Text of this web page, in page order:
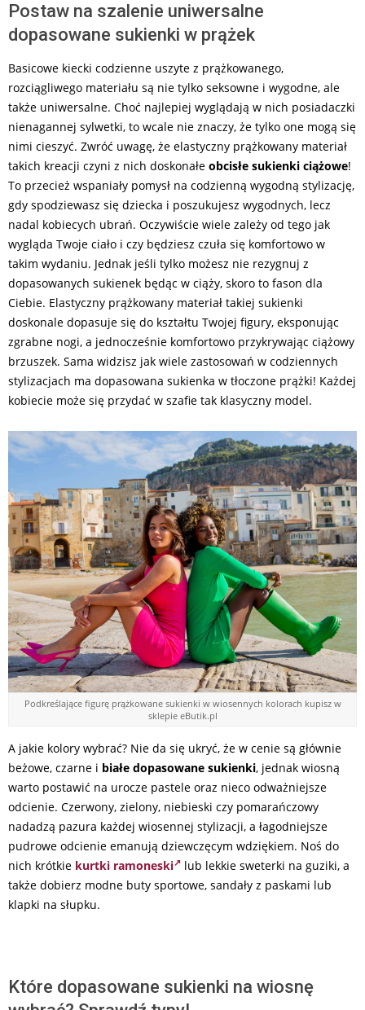
Postaw na szalenie uniwersalne
dopasowane sukienki w prążek
Basicowe kiecki codzienne uszyte z prążkowanego,
rozciągliwego materiału są nie tylko seksowne i wygodne, ale
także uniwersalne. Choć najlepiej wyglądają w nich posiadaczki
nienagannej sylwetki, to wcale nie znaczy, że tylko one mogą się
nimi cieszyć. Zwróć uwagę, że elastyczny prążkowany materiał
takich kreacji czyni z nich doskonałe obcisłe sukienki ciążowe!
To przecież wspaniały pomysł na codzienną wygodną stylizację,
gdy spodziewasz się dziecka i poszukujesz wygodnych, lecz
nadal kobiecych ubrań. Oczywiście wiele zależy od tego jak
wygląda Twoje ciało i czy będziesz czuła się komfortowo w
takim wydaniu. Jednak jeśli tylko możesz nie rezygnuj z
dopasowanych sukienek będąc w ciąży, skoro to fason dla
Ciebie. Elastyczny prążkowany materiał takiej sukienki
doskonale dopasuje się do kształtu Twojej figury, eksponując
zgrabne nogi, a jednocześnie komfortowo przykrywając ciążowy
brzuszek. Sama widzisz jak wiele zastosowań w codziennych
stylizacjach ma dopasowana sukienka w tłoczone prążki! Każdej
kobiecie może się przydać w szafie tak klasyczny model.
Podkreślające figurę prążkowane sukienki w wiosennych kolorach kupisz w
sklepie eButik.pl
A jakie kolory wybrać? Nie da się ukryć, że w cenie są głównie
beżowe, czarne i białe dopasowane sukienki, jednak wiosną
warto postawić na urocze pastele oraz nieco odważniejsze
odcienie. Czerwony, zielony, niebieski czy pomarańczowy
nadadzą pazura każdej wiosennej stylizacji, a łagodniejsze
pudrowe odcienie emanują dziewczęcym wdziękiem. Noś do
nich krótkie kurtki ramoneski
lub lekkie sweterki na guziki, a
także dobierz modne buty sportowe, sandały z paskami lub
klapki na słupku.
Które dopasowane sukienki na wiosnę